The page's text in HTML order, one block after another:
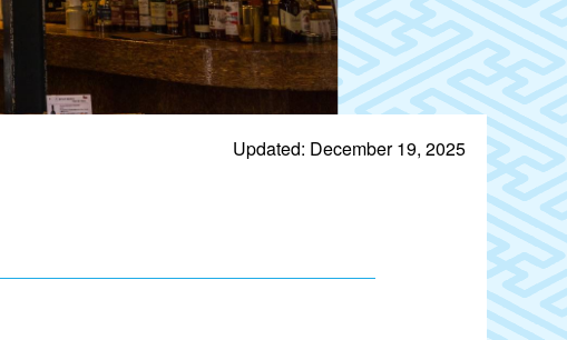
Updated: December 19, 2025